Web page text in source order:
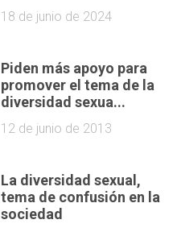
18 de junio de 2024
Piden más apoyo para
promover el tema de la
diversidad sexua...
12 de junio de 2013
La diversidad sexual,
tema de confusión en la
sociedad